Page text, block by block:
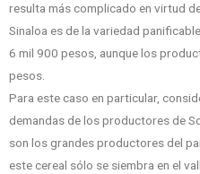
resulta más complicado en virtud
Sinaloa es de la variedad
6 mil 900 pesos, aunque los
pesos.
Para este caso en particular,
demandas de los productores de
son los grandes productores del
este cereal sólo se siembra en el